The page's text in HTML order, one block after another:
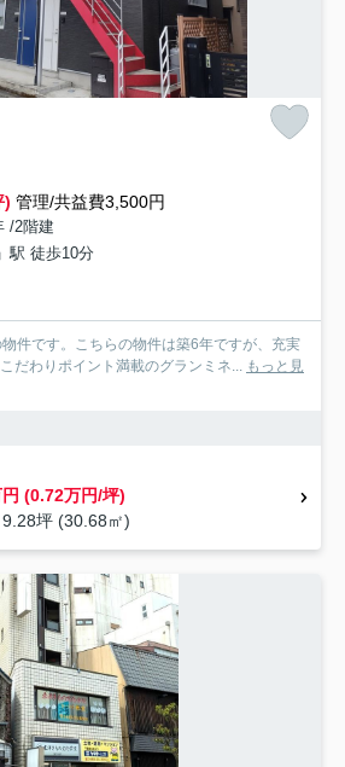
) 管理/共益費3,500円
/2階建
駅 徒歩10分
件です。こちらの物件は築6年ですが、充実
だわりポイント満載のグランミネ... もっと見
(0.72万円/坪)
坪 (30.68㎡)